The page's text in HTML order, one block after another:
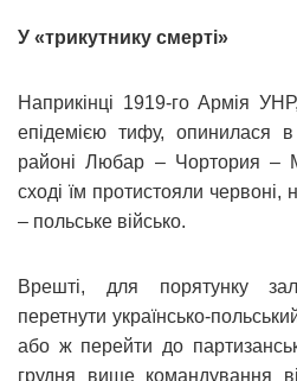
У «трикутнику смерті»
Наприкінці 1919-го Армія
епідемією тифу, опинилася
районі Любар – Чортория –
сході їм протистояли червоні,
– польське військо.
Врешті, для порятунку
перетнути українсько-
або ж перейти до
грудня вище командування